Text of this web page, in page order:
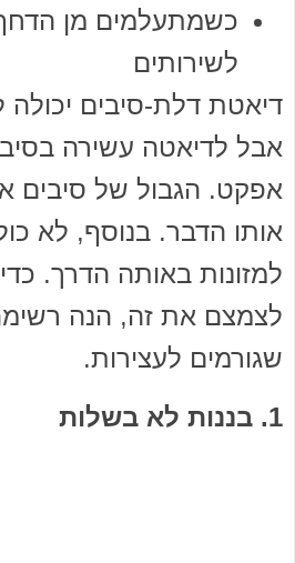
כשמתעלמים מן
לשירותים
דיאטת דלת-סיבים יכולה
אבל לדיאטה עשירה
אפקט. הגבול של סיבים
אותו הדבר. בנוסף, לא
למזונות באותה הדרך.
לצמצם את זה, הנה
שגורמים לעצירות.
1. בננות לא בשלות